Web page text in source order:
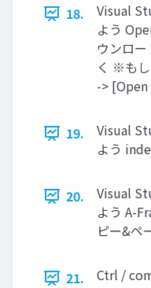
18.
Visual
よう
ウンロ
く ※も
->
19.
Visual
よう
20.
Visual
よう A-
ピー&ペ
21. Ctrl /